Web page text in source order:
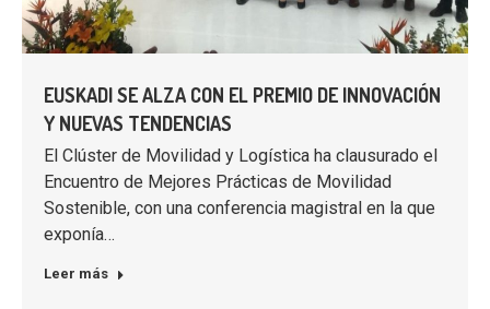
EUSKADI SE ALZA CON EL PREMIO DE INNOVACIÓN
Y NUEVAS TENDENCIAS
El Clúster de Movilidad y Logística ha clausurado el
Encuentro de Mejores Prácticas de Movilidad
Sostenible, con una conferencia magistral en la que
exponía…
Leer más